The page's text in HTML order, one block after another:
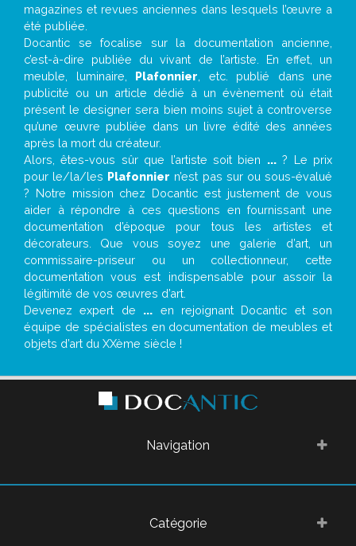
magazines et revues anciennes dans lesquels l’œuvre a
été publiée.
Docantic se focalise sur la documentation ancienne,
c’est-à-dire publiée du vivant de l’artiste. En effet, un
meuble, luminaire, Plafonnier , etc. publié dans une
publicité ou un article dédié à un évènement où était
présent le designer sera bien moins sujet à controverse
qu’une œuvre publiée dans un livre édité des années
après la mort du créateur.
Alors, êtes-vous sûr que l’artiste soit bien ...? Le prix
pour le/la/les Plafonnier n’est pas sur ou sous-évalué
? Notre mission chez Docantic est justement de vous
aider à répondre à ces questions en fournissant une
documentation d’époque pour tous les artistes et
décorateurs. Que vous soyez une galerie d’art, un
commissaire-priseur ou un collectionneur, cette
documentation vous est indispensable pour assoir la
légitimité de vos œuvres d’art.
Devenez expert de ... en rejoignant Docantic et son
équipe de spécialistes en documentation de meubles et
objets d’art du XXème siècle !
Navigation
Catégorie